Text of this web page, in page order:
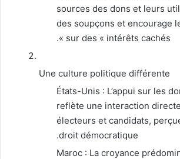
sources des dons et leurs
des soupçons et encourage
sur des « intérêts cachés ».
Une culture politique différente
États-Unis : L’appui sur les
reflète une interaction
électeurs et candidats,
droit démocratique.
Maroc : La croyance